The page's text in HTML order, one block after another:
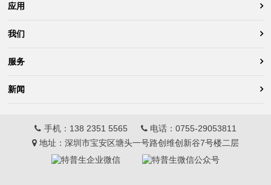
应用
我们
服务
新闻
手机： 138 2351 5565 电话： 0755-29053811
地址：深圳市宝安区塘头一号路创维创新谷7号楼二层